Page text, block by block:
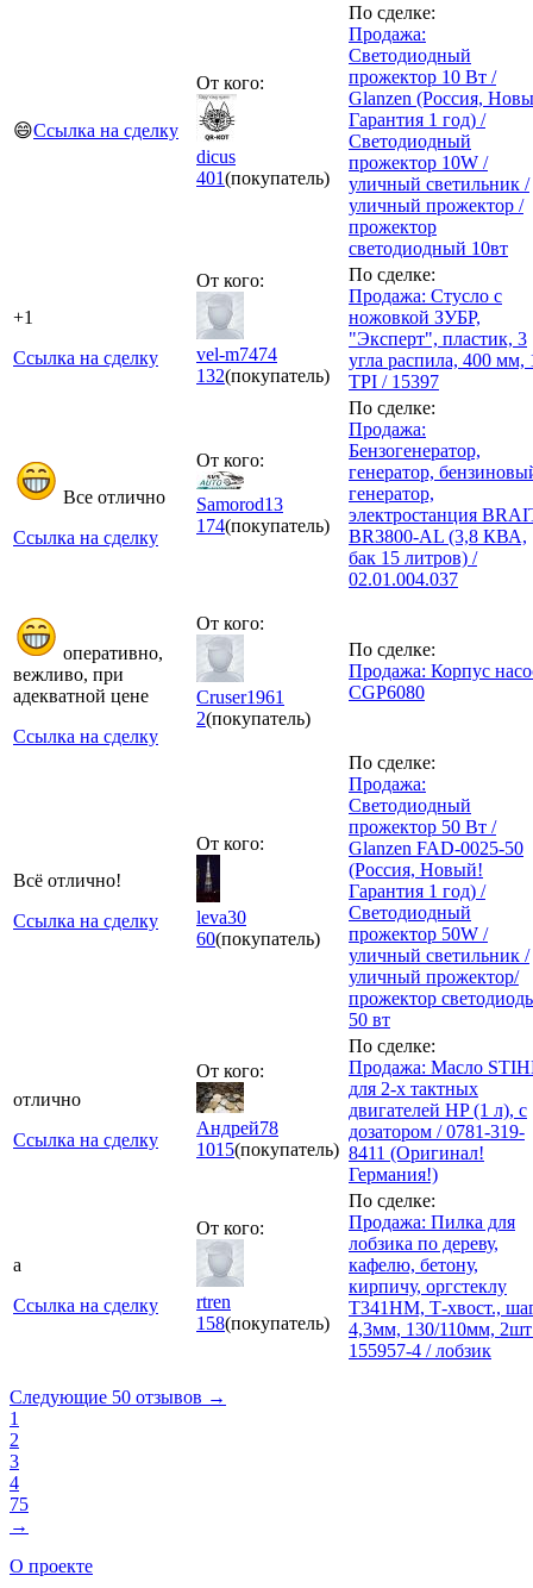
😄Ссылка на сделку
От кого:
dicus
401(покупатель)
По сделке:
Продажа:
Светодиодный
прожектор 10 Вт /
Glanzen (Россия,
Гарантия 1 год) /
Светодиодный
прожектор 10W /
уличный светильник /
уличный прожектор /
прожектор
светодиодный 10вт
+1
Ссылка на сделку
От кого:
vel-m7474
132(покупатель)
По сделке:
Продажа: Стусло с
ножовкой ЗУБР,
"Эксперт", пластик, 3
угла распила, 400 мм,
TPI / 15397
Все отлично
Ссылка на сделку
От кого:
Samorod13
174(покупатель)
По сделке:
Продажа:
Бензогенератор,
генератор,
генератор,
электростанция
BR3800-AL (3,8 КВА,
бак 15 литров) /
02.01.004.037
оперативно,
вежливо, при
адекватной цене
Ссылка на сделку
От кого:
Cruser1961
2(покупатель)
По сделке:
Продажа: Корпус
CGP6080
Всё отлично!
Ссылка на сделку
От кого:
leva30
60(покупатель)
По сделке:
Продажа:
Светодиодный
прожектор 50 Вт /
Glanzen FAD-0025-50
(Россия, Новый!
Гарантия 1 год) /
Светодиодный
прожектор 50W /
уличный светильник /
уличный прожектор/
прожектор
50 вт
отлично
Ссылка на сделку
От кого:
Андрей78
1015(покупатель)
По сделке:
Продажа: Масло
для 2-х тактных
двигателей HP (1 л), с
дозатором / 0781-319-
8411 (Оригинал!
Германия!)
а
Ссылка на сделку
От кого:
rtren
158(покупатель)
По сделке:
Продажа: Пилка для
лобзика по дереву,
кафелю, бетону,
кирпичу, оргстеклу
T341HM, Т-хвост.,
4,3мм, 130/110мм,
155957-4 / лобзик
Следующие 50 отзывов →
1
2
3
4
75
→
О проекте